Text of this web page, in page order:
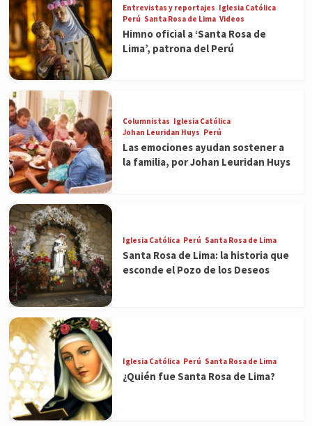
Entrevistas y reportajes Iglesia Católica
Perú Santa Rosa de Lima Videos
Himno oficial a ‘Santa Rosa de
Lima’, patrona del Perú
Columnistas Iglesia Católica
Johan Leuridan Huys Perú
Las emociones ayudan sostener a
la familia, por Johan Leuridan Huys
Iglesia Católica Perú Santa Rosa de Lima
Santa Rosa de Lima: la historia que
esconde el Pozo de los Deseos
Iglesia Católica Perú Santa Rosa de Lima
¿Quién fue Santa Rosa de Lima?